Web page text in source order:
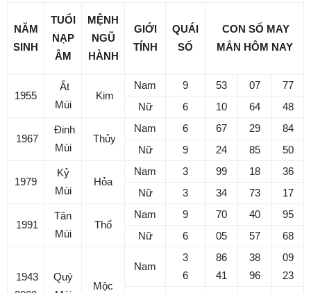
NĂM
SINH
TUỔI
NẠP
ÂM
MỆNH
NGŨ
HÀNH
GIỚI
TÍNH
QUÁI
SỐ
CON SỐ MAY
MẮN HÔM NAY
1955
Ất
Mùi
Kim
Nam 9 53 07
77
Nữ
6 10 64 48
1967
Đinh
Mùi
Thủy
Nam 6 67 29
84
Nữ
9 24 85 50
1979
Kỷ
Mùi
Hỏa
Nam 3 99 18
36
Nữ
3 34 73 17
1991
Tân
Mùi
Thổ
Nam 9 70 40
95
Nữ
6 05 57 68
1943
Quý
Mộc
Nam
3
6
86
41
38
96
09
23